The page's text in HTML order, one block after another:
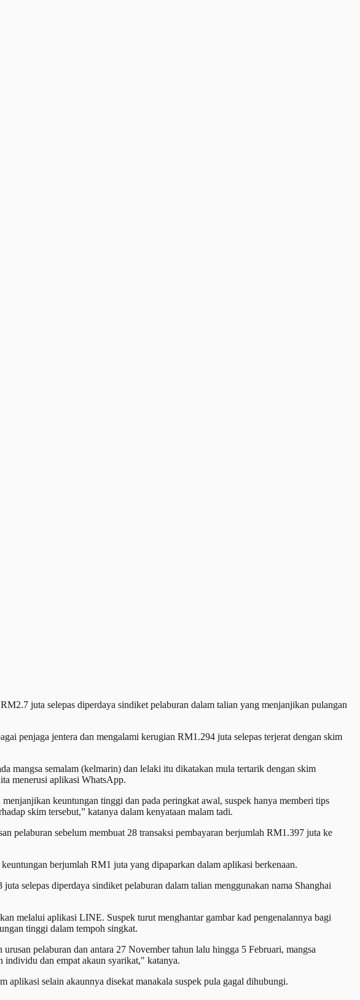
juta selepas diperdaya sindiket pelaburan dalam talian yang menjanjikan pulangan
penjaga jentera dan mengalami kerugian RM1.294 juta selepas terjerat dengan skim
mangsa semalam (kelmarin) dan lelaki itu dikatakan mula tertarik dengan skim
menerusi aplikasi WhatsApp.
keuntungan tinggi dan pada peringkat awal, suspek hanya memberi tips
skim tersebut,” katanya dalam kenyataan malam tadi.
pelaburan sebelum membuat 28 transaksi pembayaran berjumlah RM1.397 juta ke
berjumlah RM1 juta yang dipaparkan dalam aplikasi berkenaan.
selepas diperdaya sindiket pelaburan dalam talian menggunakan nama Shanghai
melalui aplikasi LINE. Suspek turut menghantar gambar kad pengenalannya bagi
tinggi dalam tempoh singkat.
pelaburan dan antara 27 November tahun lalu hingga 5 Februari, mangsa
individu dan empat akaun syarikat," katanya.
aplikasi selain akaunnya disekat manakala suspek pula gagal dihubungi.